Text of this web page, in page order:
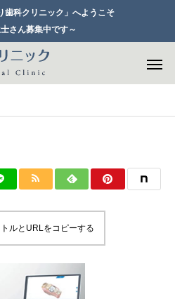
歯科クリニック」へようこそ
さん募集中です～
ルとURLをコピーする